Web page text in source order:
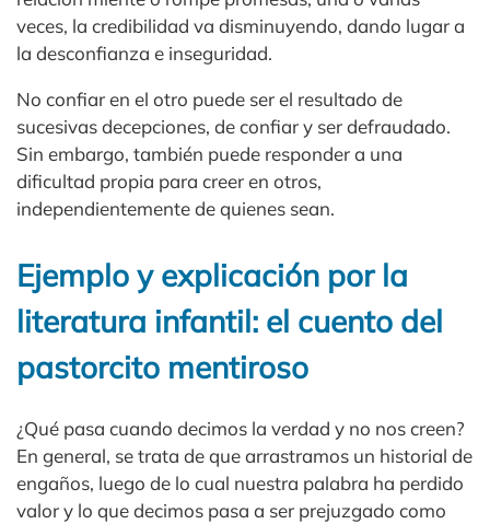
veces, la credibilidad va disminuyendo, dando lugar a
la desconfianza e inseguridad.
No confiar en el otro puede ser el resultado de
sucesivas decepciones, de confiar y ser defraudado.
Sin embargo, también puede responder a una
dificultad propia para creer en otros,
independientemente de quienes sean.
Ejemplo y explicación por la
literatura infantil: el cuento del
pastorcito mentiroso
¿Qué pasa cuando decimos la verdad y no nos creen?
En general, se trata de que arrastramos un historial de
engaños, luego de lo cual nuestra palabra ha perdido
valor y lo que decimos pasa a ser prejuzgado como